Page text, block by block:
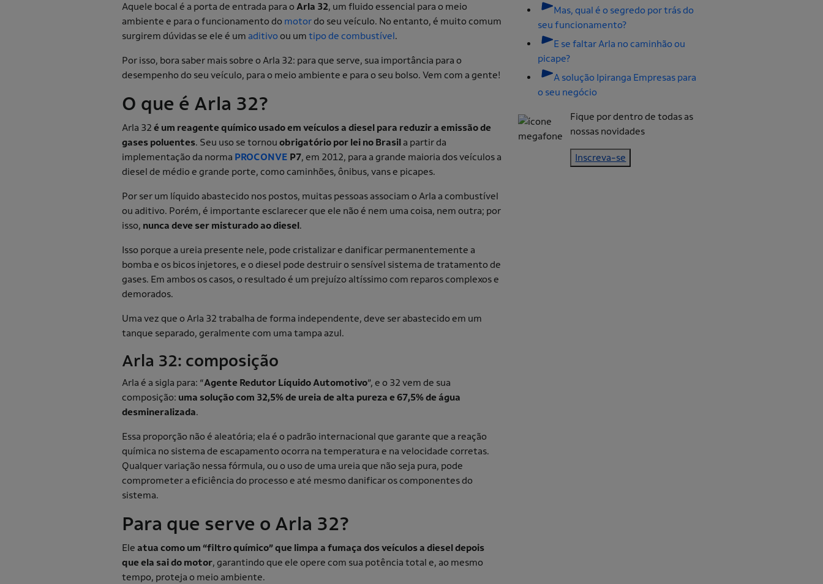
Aquele bocal é a porta de entrada para oArla 32, um fluido essencial para o meio
ambiente e para o funcionamento do motordo seu veículo. No entanto, é muito comum
surgirem dúvidas se ele é um aditivoou um tipo de combustível.
Por isso, bora saber mais sobre o Arla 32: para que serve, sua importância para o
desempenho do seu veículo, para o meio ambiente e para o seu bolso. Vem com a gente!
O que é Arla 32?
Arla 32 é um reagente químico usado em veículos a diesel para reduzir a emissão de
gases poluentes. Seu uso se tornou obrigatório por lei no Brasil a partir da
implementação da norma PROCONVE P7, em 2012, para a grande maioria dos veículos a
diesel de médio e grande porte, como caminhões, ônibus, vans e picapes.
Por ser um líquido abastecido nos postos, muitas pessoas associam o Arla a combustível
ou aditivo. Porém, é importante esclarecer que ele não é nem uma coisa, nem outra; por
isso, nunca deve ser misturado ao diesel.
Isso porque a ureia presente nele, pode cristalizar e danificar permanentemente a
bomba e os bicos injetores, e o diesel pode destruir o sensível sistema de tratamento de
gases. Em ambos os casos, o resultado é um prejuízo altíssimo com reparos complexos e
demorados.
Uma vez que o Arla 32 trabalha de forma independente, deve ser abastecido em um
tanque separado, geralmente com uma tampa azul.
Arla 32: composição
Arla é a sigla para: “Agente Redutor Líquido Automotivo”, e o 32 vem de sua
composição: uma solução com 32,5% de ureia de alta pureza e 67,5% de água
desmineralizada.
Essa proporção não é aleatória; ela é o padrão internacional que garante que a reação
química no sistema de escapamento ocorra na temperatura e na velocidade corretas.
Qualquer variação nessa fórmula, ou o uso de uma ureia que não seja pura, pode
comprometer a eficiência do processo e até mesmo danificar os componentes do
sistema.
Para que serve o Arla 32?
Ele atua como um “filtro químico” que limpa a fumaça dos veículos a diesel depois
que ela sai do motor, garantindo que ele opere com sua potência total e, ao mesmo
tempo, proteja o meio ambiente.
Mas, qual é o segredo por trás do
seu funcionamento?
E se faltar Arla no caminhão ou
picape?
A solução Ipiranga Empresas para
o seu negócio
Fique por dentro de todas as
nossas novidades
Inscreva-se